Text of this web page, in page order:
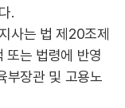
.
사는 법 제20조제
또는 법령에 반영
부장관 및 고용노